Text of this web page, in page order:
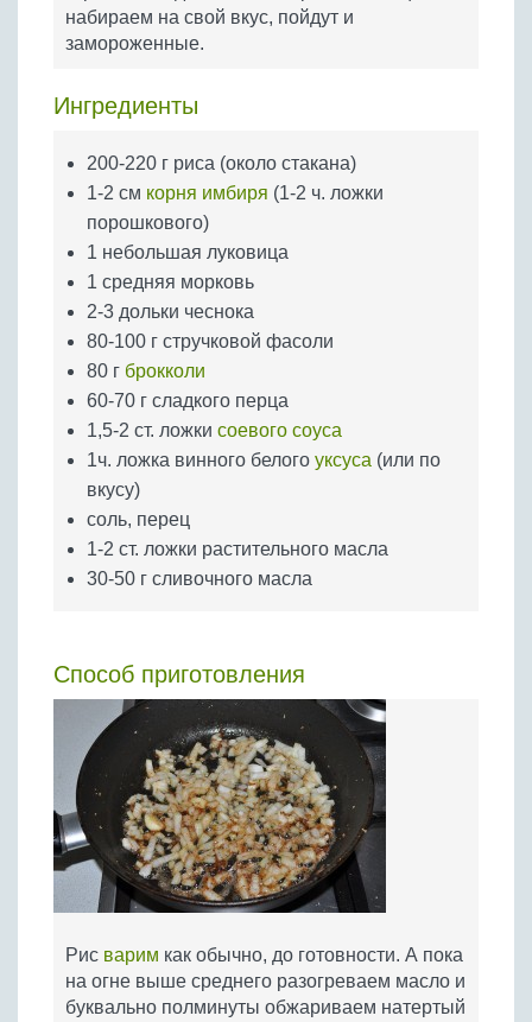
Бобовые
Яйца
набираем на свой вкус, пойдут и
замороженные.
Ингредиенты
200-220 г риса (около стакана)
1-2 см корня имбиря (1-2 ч. ложки
порошкового)
1 небольшая луковица
1 средняя морковь
2-3 дольки чеснока
80-100 г стручковой фасоли
80 г брокколи
60-70 г сладкого перца
1,5-2 ст. ложки соевого соуса
1ч. ложка винного белого уксуса (или по
вкусу)
соль, перец
1-2 ст. ложки растительного масла
30-50 г сливочного масла
Способ приготовления
Рис варим как обычно, до готовности. А пока
на огне выше среднего разогреваем масло и
буквально полминуты обжариваем натертый